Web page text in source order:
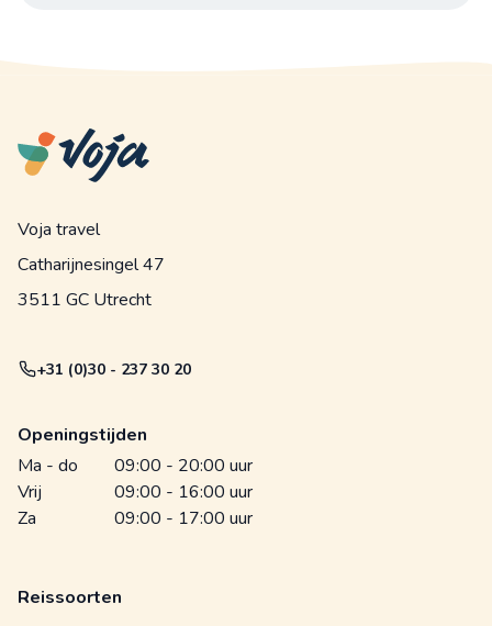
Voja travel
Catharijnesingel 47
3511 GC Utrecht
+31 (0)30 - 237 30 20
Openingstijden
Ma - do
09:00 - 20:00 uur
Vrij
09:00 - 16:00 uur
Za
09:00 - 17:00 uur
Reissoorten